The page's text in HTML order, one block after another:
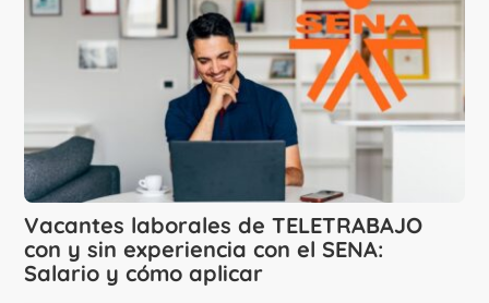
Vacantes laborales de TELETRABAJO
con y sin experiencia con el SENA:
Salario y cómo aplicar